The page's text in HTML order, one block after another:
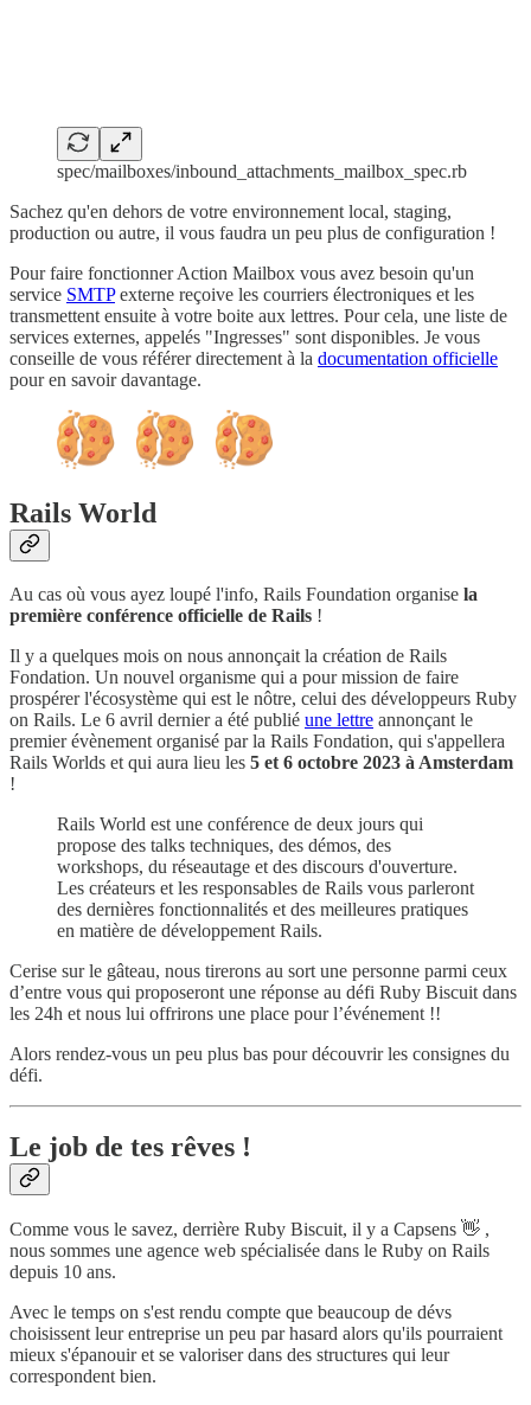
spec/mailboxes/inbound_attachments_mailbox_spec.rb
Sachez qu'en dehors de votre environnement local, staging,
production ou autre, il vous faudra un peu plus de configuration !
Pour faire fonctionner Action Mailbox vous avez besoin qu'un
service SMTPexterne reçoive les courriers électroniques et les
transmettent ensuite à votre boite aux lettres. Pour cela, une liste de
services externes, appelés "Ingresses" sont disponibles. Je vous
conseille de vous référer directement à la documentation officielle
pour en savoir davantage.
Rails World
Au cas où vous ayez loupé l'info, Rails Foundation organise la
première conférence officielle de Rails !
Il y a quelques mois on nous annonçait la création de Rails
Fondation. Un nouvel organisme qui a pour mission de faire
prospérer l'écosystème qui est le nôtre, celui des développeurs Ruby
on Rails. Le 6 avril dernier a été publié une lettre annonçant le
premier évènement organisé par la Rails Fondation, qui s'appellera
Rails Worlds et qui aura lieu les 5 et 6 octobre 2023 à Amsterdam
!
Rails World est une conférence de deux jours qui
propose des talks techniques, des démos, des
workshops, du réseautage et des discours d'ouverture.
Les créateurs et les responsables de Rails vous parleront
des dernières fonctionnalités et des meilleures pratiques
en matière de développement Rails.
Cerise sur le gâteau, nous tirerons au sort une personne parmi ceux
d’entre vous qui proposeront une réponse au défi Ruby Biscuit dans
les 24h et nous lui offrirons une place pour l’événement !!
Alors rendez-vous un peu plus bas pour découvrir les consignes du
défi.
Le job de tes rêves !
Comme vous le savez, derrière Ruby Biscuit, il y a Capsens 👋 ,
nous sommes une agence web spécialisée dans le Ruby on Rails
depuis 10 ans.
Avec le temps on s'est rendu compte que beaucoup de dévs
choisissent leur entreprise un peu par hasard alors qu'ils pourraient
mieux s'épanouir et se valoriser dans des structures qui leur
correspondent bien.